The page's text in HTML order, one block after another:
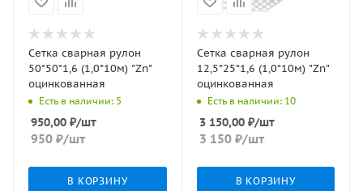
Сетка сварная рулон
50*50*1,6 (1,0*10м) "Zn"
оцинкованная
Есть в наличии: 5
950,00 ₽/шт
950 ₽/шт
В КОРЗИНУ
Сетка сварная рулон
12,5*25*1,6 (1,0*10м) "Zn"
оцинкованная
Есть в наличии: 10
3 150,00₽/шт
3 150₽/шт
В КОРЗИНУ